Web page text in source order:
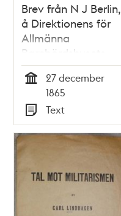
Brev från N J Berlin,
å Direktionens för
Allmänna
Barnbördshusets
vägnar, till
Stockholms stads
Sundhetsnämnd
27 december
1865
Typ
Text